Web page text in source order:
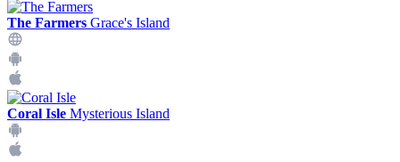
The Farmers Grace's Island
Coral Isle Mysterious Island